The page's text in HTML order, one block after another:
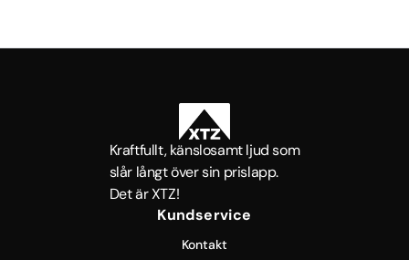
Kraftfullt, känslosamt ljud som
slår långt över sin prislapp.
Det är XTZ!
Kundservice
Kontakt